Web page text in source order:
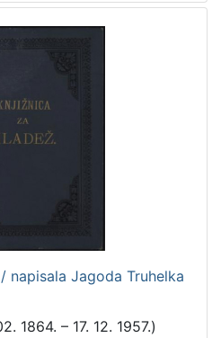
napisala Jagoda Truhelka
1864. – 17. 12. 1957.)